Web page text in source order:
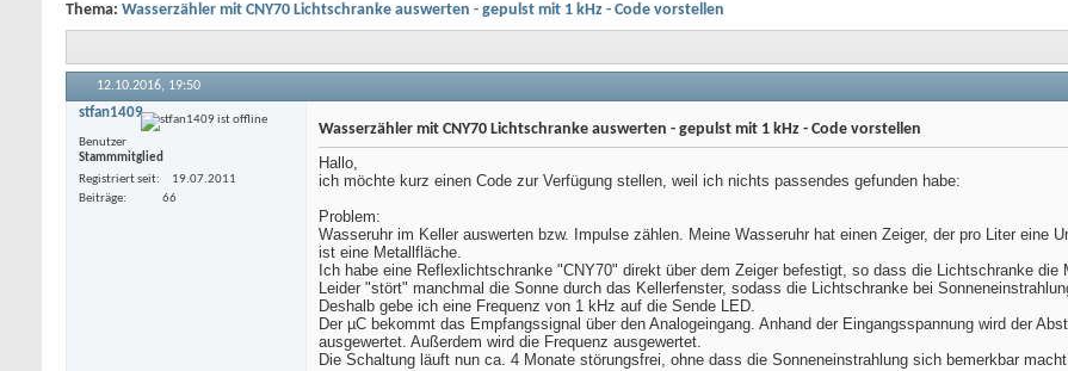
Thema: Wasserzähler mit CNY70 Lichtschranke auswerten - gepulst mit 1 kHz - Code vorstellen
12.10.2016, 19:50
stfan1409
Benutzer
Stammmitglied
Registriert seit
19.07.2011
Beiträge
66
Wasserzähler mit CNY70 Lichtschranke auswerten - gepulst mit 1 kHz - Code vorstellen
Hallo,
ich möchte kurz einen Code zur Verfügung stellen, weil ich nichts passendes gefunden habe:
Problem:
Wasseruhr im Keller auswerten bzw. Impulse zählen. Meine Wasseruhr hat einen Zeiger, der pro Liter eine
ist eine Metallfläche.
Ich habe eine Reflexlichtschranke "CNY70" direkt über dem Zeiger befestigt, so dass die Lichtschranke
Leider "stört" manchmal die Sonne durch das Kellerfenster, sodass die Lichtschranke bei
Deshalb gebe ich eine Frequenz von 1 kHz auf die Sende LED.
Der µC bekommt das Empfangssignal über den Analogeingang. Anhand der Eingangsspannung wird der
ausgewertet. Außerdem wird die Frequenz ausgewertet.
Die Schaltung läuft nun ca. 4 Monate störungsfrei, ohne dass die Sonneneinstrahlung sich bemerkbar